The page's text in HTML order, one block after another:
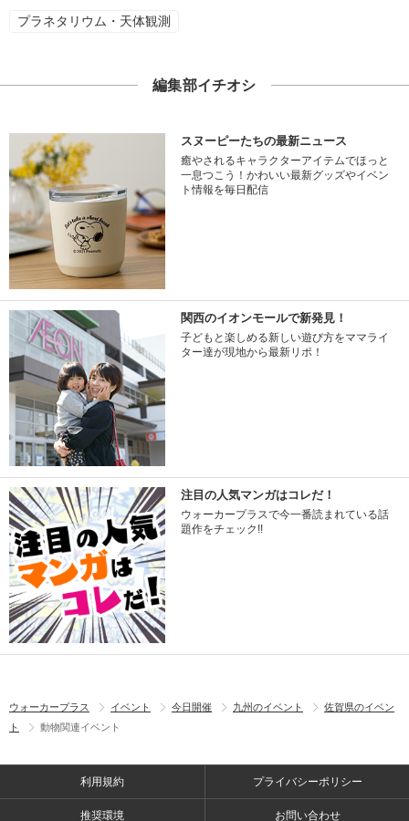
プラネタリウム・天体観測
編集部イチオシ
スヌーピーたちの最新ニュース
癒やされるキャラクターアイテムでほっと
一息つこう！かわいい最新グッズやイベン
ト情報を毎日配信
関西のイオンモールで新発見！
子どもと楽しめる新しい遊び方をママライ
ター達が現地から最新リポ！
注目の人気マンガはコレだ！
ウォーカープラスで今一番読まれている話
題作をチェック!!
ウォーカープラス イベント 今日開催 九州のイベント
佐賀県のイベン
ト
動物関連イベント
利用規約 プライバシーポリシー
推奨環境 お問い合わせ